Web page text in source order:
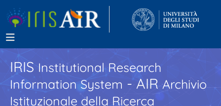
IRISInstitutional Research
Information System - AIR Archivio
Istituzionale della Ricerca